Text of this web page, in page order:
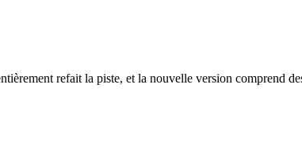
refait la piste, et la nouvelle version comprend